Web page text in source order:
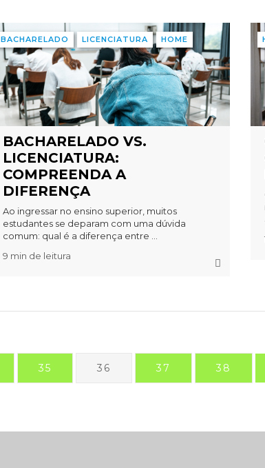
BACHARELADO LICENCIATURA HOME
BACHARELADO VS.
LICENCIATURA:
COMPREENDA A
DIFERENÇA
Ao ingressar no ensino superior, muitos
estudantes se deparam com uma dúvida
comum: qual é a diferença entre ...
9 min de leitura
35 36 37 38